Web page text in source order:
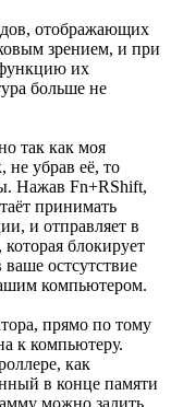
отображающих
зрением, и при
их
больше не
так как моя
не убрав её, то
Нажав Fn+RShift,
принимать
и отправляет в
блокирует
остсутствие
компьютером.
прямо по тому
к компьютеру.
как
в конце памяти
можно залить